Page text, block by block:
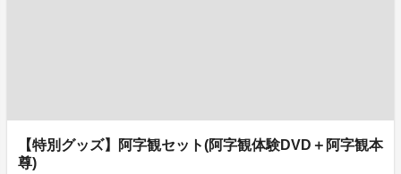
【特別グッズ】阿字観セット(阿字観体験DVD＋阿字観本
尊)